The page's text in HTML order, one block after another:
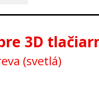
3D
(svetlá)